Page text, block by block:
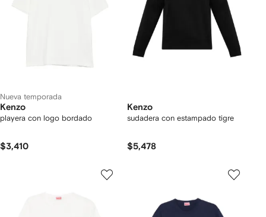
Nueva temporada
Kenzo
playera con logo bordado
$3,410
Kenzo
sudadera con estampado tigre
$5,478